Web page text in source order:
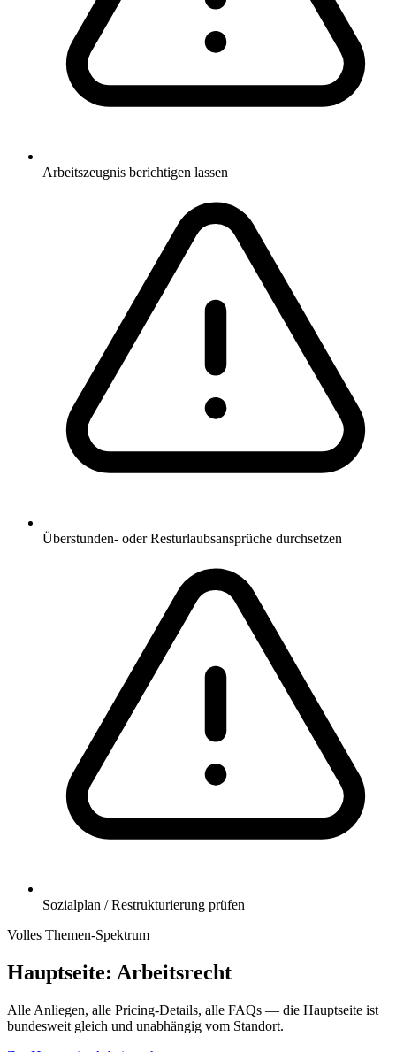
Arbeitszeugnis berichtigen lassen
Überstunden- oder Resturlaubsansprüche durchsetzen
Sozialplan / Restrukturierung prüfen
Volles Themen-Spektrum
Hauptseite: Arbeitsrecht
Alle Anliegen, alle Pricing-Details, alle FAQs — die Hauptseite ist
bundesweit gleich und unabhängig vom Standort.